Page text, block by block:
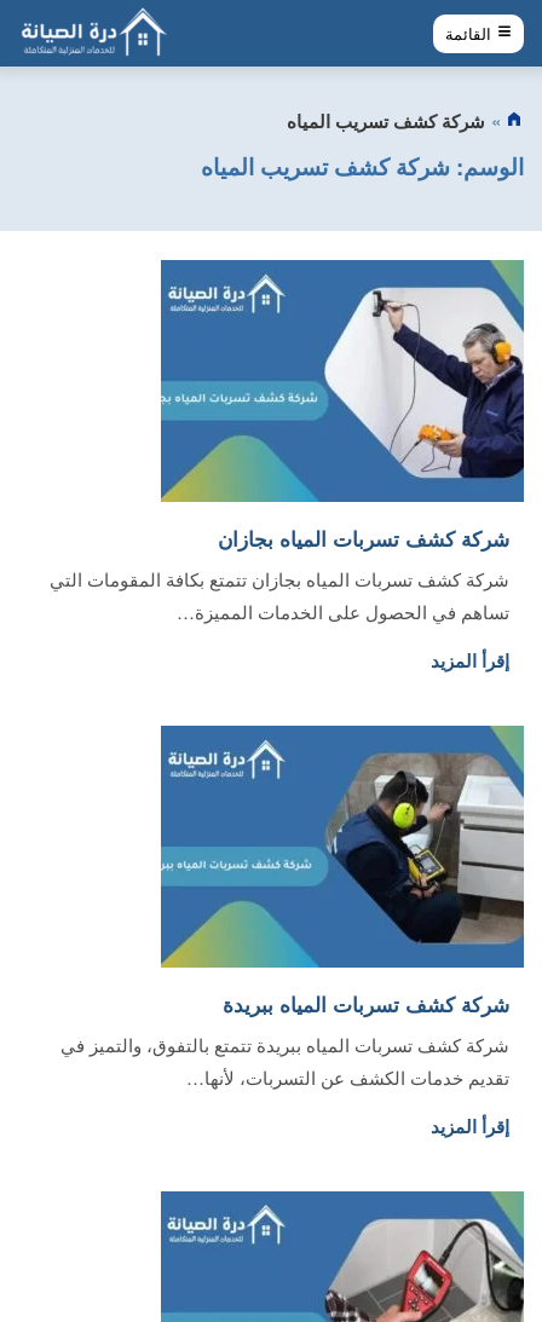
شركة كشف تسريب المياه
الوسم: شركة كشف تسريب المياه
شركة كشف تسربات المياه بجازان
شركة كشف تسربات المياه بجازان تتمتع بكافة المقومات التي
تساهم في الحصول على الخدمات المميزة…
إقرأ المزيد
شركة كشف تسربات المياه ببريدة
شركة كشف تسربات المياه ببريدة تتمتع بالتفوق، والتميز في
تقديم خدمات الكشف عن التسربات، لأنها…
إقرأ المزيد